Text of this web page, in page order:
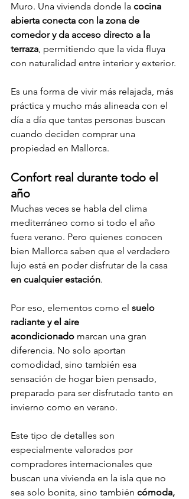
Muro. Una vivienda donde la cocina
abierta conecta con la zona de
comedor y da acceso directo a la
terraza, permitiendo que la vida fluya
con naturalidad entre interior y exterior.
Es una forma de vivir más relajada, más
práctica y mucho más alineada con el
día a día que tantas personas buscan
cuando deciden comprar una
propiedad en Mallorca.
Confort real durante todo el
año
Muchas veces se habla del clima
mediterráneo como si todo el año
fuera verano. Pero quienes conocen
bien Mallorca saben que el verdadero
lujo está en poder disfrutar de la casa
en cualquier estación.
Por eso, elementos como el suelo
radiante y el aire
acondicionado marcan una gran
diferencia. No solo aportan
comodidad, sino también esa
sensación de hogar bien pensado,
preparado para ser disfrutado tanto en
invierno como en verano.
Este tipo de detalles son
especialmente valorados por
compradores internacionales que
buscan una vivienda en la isla que no
sea solo bonita, sino también cómoda,